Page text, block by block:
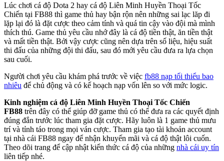
Lúc chơi cá độ Dota 2 hay cá độ Liên Minh Huyền Thoại Tốc
Chiến tại FB88 thì game thủ hay bận rộn nên những sai lạc lăp đi
lặp lại đó là đặt cược theo cảm tính và quá tin cậy vào đội mà mình
thích thú. Game thủ yêu cầu nhớ đây là cá độ tiền thật, ăn tiền thật
và mất tiền thật. Bởi vậy cược cũng nên dựa trên số liệu, hiệu suất
thi đấu của những đội thi đấu, sau đó mới yêu cầu đưa ra lựa chọn
sau cuối.
Người chơi yêu cầu khám phá trước về việc fb88 nạp tối thiểu bao
nhiêu để chủ động và có kế hoạch nạp vốn lên so với mức logic.
Kinh nghiệm cá độ Liên Minh Huyền Thoại Tốc Chiến
FB88 trên đây có thể giúp đỡ game thủ có thể đưa ra các quyết định
đúng đắn trước lúc tham gia đặt cược. Hãy luôn là 1 game thủ mưu
trí và tỉnh táo trong mọi ván cược. Tham gia tạo tài khoản account
tại nhà cái FB88 ngay để nhận khuyến mãi và cá độ thật lôi cuốn.
Theo dõi trang để cập nhật kiến thức cá độ của những nhà cái uy tín
liên tiếp nhé.